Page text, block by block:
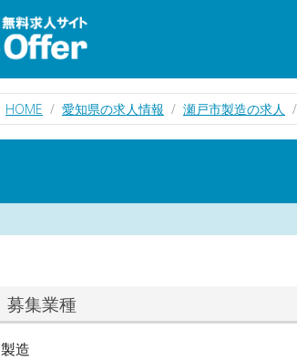
HOME 愛知県の求人情報 瀬戸市製造の求人
募集業種
製造